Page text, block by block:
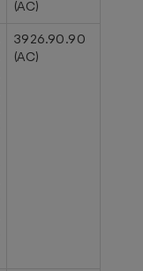
(AC)
3926.90.90
(AC)